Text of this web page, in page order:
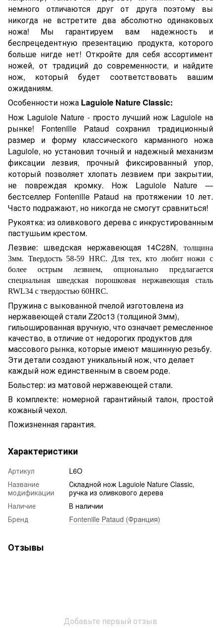
немного отличаются друг от друга поэтому вы
никогда не встретите два абсолютно одинаковых
ножа! Мы гарантируем вам надежность и
беспрецедентную презентацию продукта, которого
больше нигде нет! Откройте для себя ассортимент
ножей, от традиций до современности, и найдите
нож, который будет соответствовать вашим
ожиданиям.
Особенности ножа Laguiole Nature Classic:
Нож Laguiole Nature - просто лучший нож Laguiole на
рынке! Fontenille Pataud сохранил традиционный
размер и форму классического карманного ножа
Laguiole, но установил точный и надежный механизм
фиксации лезвия, прочный фиксированный упор,
который позволяет хлопать лезвием при закрытии,
не повреждая кромку. Нож Laguiole Nature —
бестселлер Fontenille Pataud на протяжении 10 лет.
Часто подражают, но никогда не смогут сравниться!
Рукоятка: из оливкового дерева с инкрустированным
пастушьим крестом.
Лезвие: шведская нержавеющая 14C28N, толщина
3мм. Твердость 58-59 HRC. Для тех, кто любит ножи с
более острым лезвием, опционально предлагается
специальная шведская порошковая нержавеющая сталь
RWL34 с твердостью 60HRC.
Пружина с выкованной пчелой изготовлена из
нержавеющей стали Z20c13 (толщиной3мм),
гильошированная вручную, что означает ремесленное
качество, в отличие от недорогих продуктов для
массового рынка, которые имеют машинную резьбу.
Эти детали создают уникальный нож, что делает
каждый нож единственным в своем роде.
Больстер: из матовой нержавеющей стали.
В комплекте: номерной гарантийный талон, простой
кожаный чехол.
Пожизненная гарантия.
Характеристики
Артикул
L6O
Название
модификации
Складной нож Laguiole Nature Classic,
ручка из оливкового дерева
Наличие
В наличии
Бренд
Fontenille Pataud (Франция)
Отзывы
Добавьте первый отзыв